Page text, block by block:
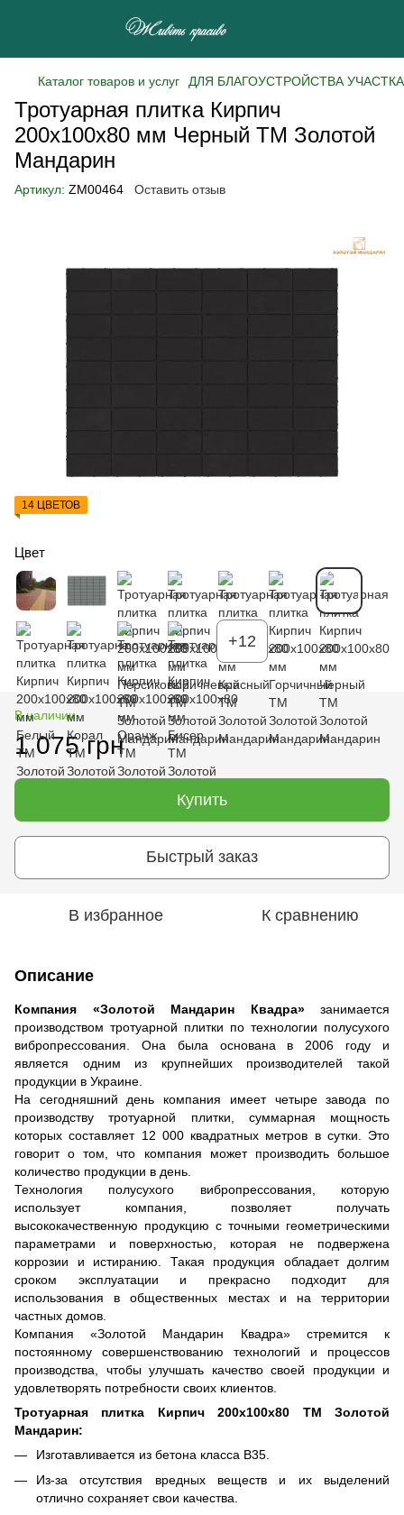
Каталог товаров и услуг ДЛЯ БЛАГОУСТРОЙСТВА УЧАСТКА
Тротуарная плитка Кирпич
200х100х80 мм Черный ТМ Золотой
Мандарин
Артикул: ZM00464 Оставить отзыв
14 ЦВЕТОВ
Цвет
+12
В наличии
1 075 грн
Купить
Быстрый заказ
В избранное К сравнению
Описание
Компания «Золотой Мандарин Квадра»занимается
производством тротуарной плитки по технологии полусухого
вибропрессования. Она была основана в 2006 году и
является одним из крупнейших производителей такой
продукции в Украине.
На сегодняшний день компания имеет четыре завода по
производству тротуарной плитки, суммарная мощность
которых составляет 12 000 квадратных метров в сутки. Это
говорит о том, что компания может производить большое
количество продукции в день.
Технология полусухого вибропрессования, которую
использует компания, позволяет получать
высококачественную продукцию с точными геометрическими
параметрами и поверхностью, которая не подвержена
коррозии и истиранию. Такая продукция обладает долгим
сроком эксплуатации и прекрасно подходит для
использования в общественных местах и на территории
частных домов.
Компания «Золотой Мандарин Квадра» стремится к
постоянному совершенствованию технологий и процессов
производства, чтобы улучшать качество своей продукции и
удовлетворять потребности своих клиентов.
Тротуарная плитка Кирпич 200х100х80 ТМ Золотой
Мандарин:
Изготавливается из бетона класса В35.
Из-за отсутствия вредных веществ и их выделений
отлично сохраняет свои качества.